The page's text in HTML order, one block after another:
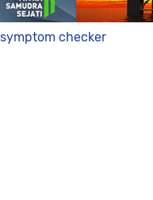
symptom checker